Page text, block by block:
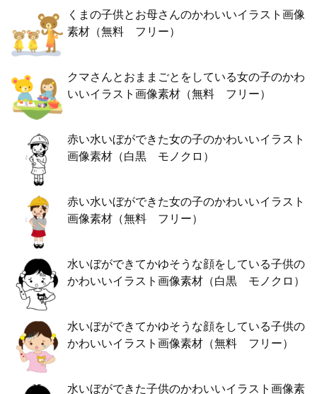
くまの子供とお母さんのかわいいイラスト画像
素材（無料 フリー）
クマさんとおままごとをしている女の子のかわ
いいイラスト画像素材（無料 フリー）
赤い水いぼができた女の子のかわいいイラスト
画像素材（白黒 モノクロ）
赤い水いぼができた女の子のかわいいイラスト
画像素材（無料 フリー）
水いぼができてかゆそうな顔をしている子供の
かわいいイラスト画像素材（白黒 モノクロ）
水いぼができてかゆそうな顔をしている子供の
かわいいイラスト画像素材（無料 フリー）
水いぼができた子供のかわいいイラスト画像素